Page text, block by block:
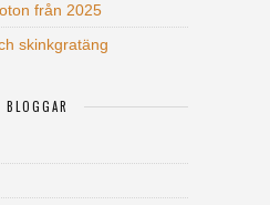
från 2025
skinkgratäng
BLOGGAR